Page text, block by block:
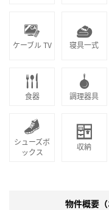
ケーブル TV 寝具一式
食器 調理器具
シューズボ
ックス
収納
物件概要